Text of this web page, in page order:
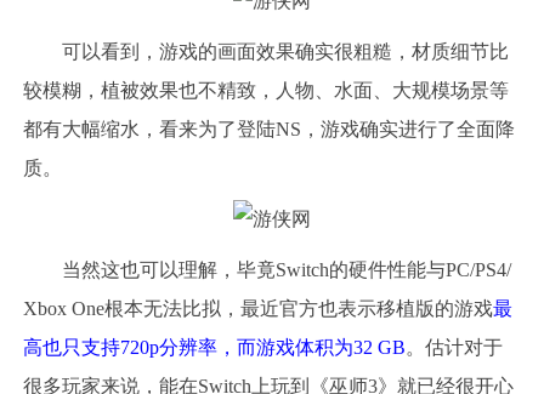
可以看到，游戏的画面效果确实很粗糙，材质细节比
较模糊，植被效果也不精致，人物、水面、大规模场景等
都有大幅缩水，看来为了登陆NS，游戏确实进行了全面降
质。
当然这也可以理解，毕竟Switch的硬件性能与PC/PS4/
Xbox One根本无法比拟，最近官方也表示移植版的游戏最
高也只支持720p分辨率，而游戏体积为32 GB。估计对于
很多玩家来说，能在Switch上玩到《巫师3》就已经很开心